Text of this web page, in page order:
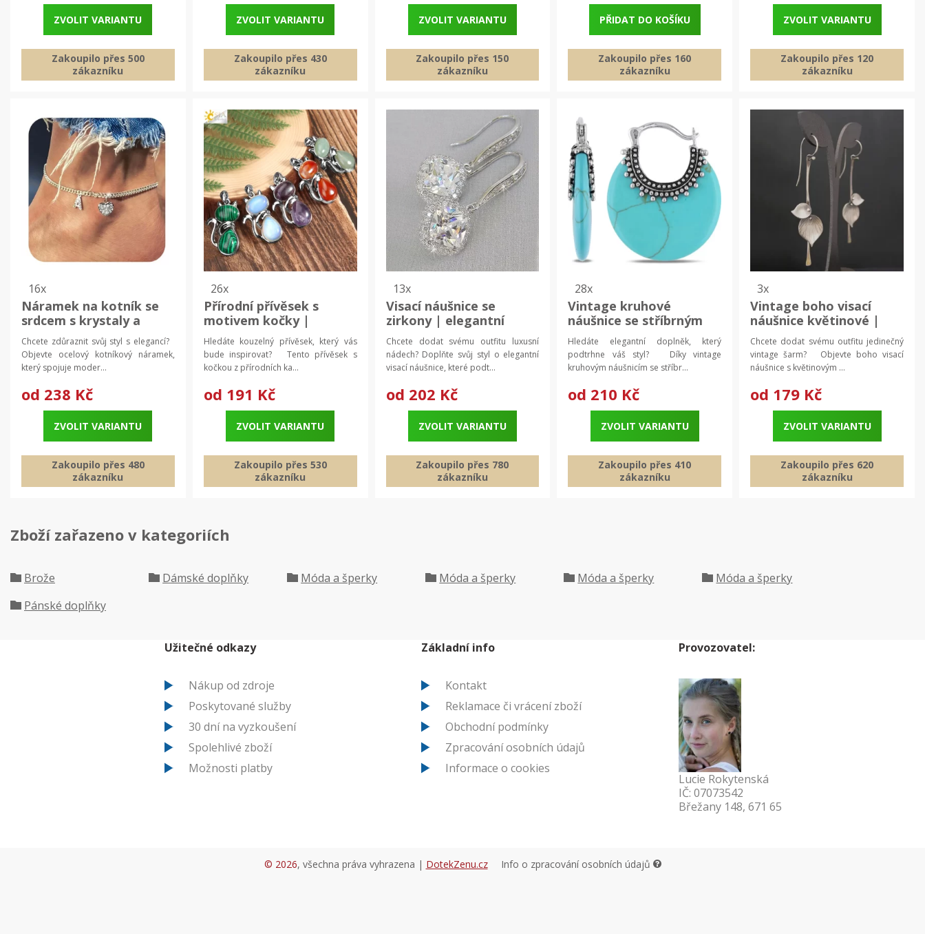
ZVOLIT VARIANTU
Zakoupilo přes 500
zákazníku
ZVOLIT VARIANTU
Zakoupilo přes 430
zákazníku
ZVOLIT VARIANTU
Zakoupilo přes 150
zákazníku
PŘIDAT DO KOŠÍKU
Zakoupilo přes 160
zákazníku
ZVOLIT VARIANTU
Zakoupilo přes 120
zákazníku
16x
Náramek na kotník se
srdcem s krystaly a
písmenem | ocelový
kotníkový náramek,
dámský náramek s
iniciály
Chcete zdůraznit svůj styl s elegancí?
Objevte ocelový kotníkový náramek,
který spojuje moder...
od 238 Kč
ZVOLIT VARIANTU
Zakoupilo přes 480
zákazníku
26x
Přírodní přívěsek s
motivem kočky |
přírodní přívěsek, kočičí
šperk
Hledáte kouzelný přívěsek, který vás
bude inspirovat? Tento přívěsek s
kočkou z přírodních ka...
od 191 Kč
ZVOLIT VARIANTU
Zakoupilo přes 530
zákazníku
13x
Visací náušnice se
zirkony | elegantní
šperky, módní doplněk
Chcete dodat svému outfitu luxusní
nádech? Doplňte svůj styl o elegantní
visací náušnice, které podt...
od 202 Kč
ZVOLIT VARIANTU
Zakoupilo přes 780
zákazníku
28x
Vintage kruhové
náušnice se stříbrným
kovem a modrými
kameny | dámské
náušnice, stylové
doplňky
Hledáte elegantní doplněk, který
podtrhne váš styl? Díky vintage
kruhovým náušnicím se stříbr...
od 210 Kč
ZVOLIT VARIANTU
Zakoupilo přes 410
zákazníku
3x
Vintage boho visací
náušnice květinové |
dámské náušnice, retro
šperky
Chcete dodat svému outfitu jedinečný
vintage šarm? Objevte boho visací
náušnice s květinovým ...
od 179 Kč
ZVOLIT VARIANTU
Zakoupilo přes 620
zákazníku
Zboží zařazeno v kategoriích
Brože Dámské doplňky Móda a šperky Móda a šperky Móda a šperky
Móda a šperky
Pánské doplňky
Užitečné odkazy
Nákup od zdroje
Poskytované služby
30 dní na vyzkoušení
Spolehlivé zboží
Možnosti platby
Základní info
Kontakt
Reklamace či vrácení zboží
Obchodní podmínky
Zpracování osobních údajů
Informace o cookies
Provozovatel:
Lucie Rokytenská
IČ: 07073542
Břežany 148, 671 65
© 2026, všechna práva vyhrazena | DotekZenu.cz Info o zpracování osobních údajů